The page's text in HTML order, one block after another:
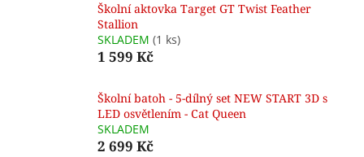
Školní aktovka Target GT Twist Feather
Stallion
SKLADEM (1 ks)
1 599 Kč
Školní batoh - 5-dílný set NEW START 3D s
LED osvětlením - Cat Queen
SKLADEM
2 699 Kč